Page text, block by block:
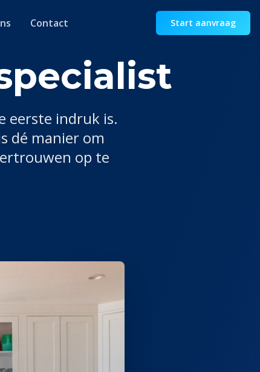
Contact Start aanvraag
eerste indruk is.
dé manier om
op te